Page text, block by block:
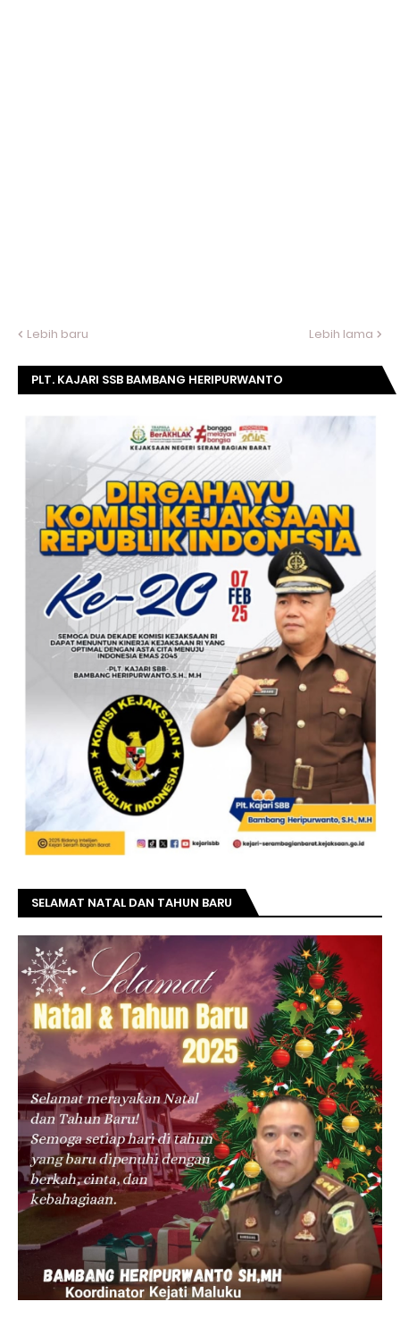
Lebih baru Lebih lama
PLT. KAJARI SSB BAMBANG HERIPURWANTO
KEJAKSAAN RI KE- 20 TAHUN.
SELAMAT NATAL DAN TAHUN BARU